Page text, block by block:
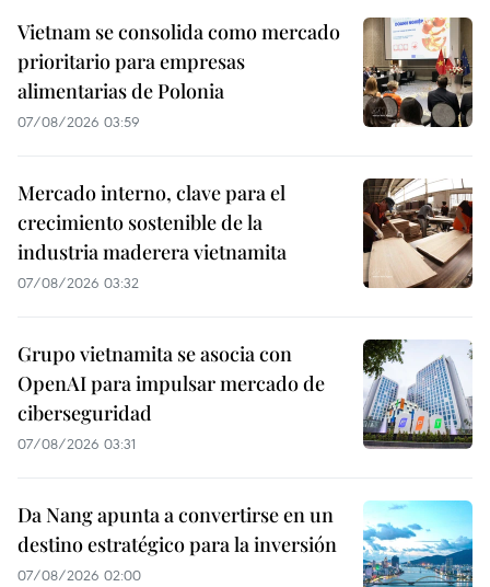
Vietnam se consolida como mercado
prioritario para empresas
alimentarias de Polonia
07/08/2026 03:59
Mercado interno, clave para el
crecimiento sostenible de la
industria maderera vietnamita
07/08/2026 03:32
Grupo vietnamita se asocia con
OpenAI para impulsar mercado de
ciberseguridad
07/08/2026 03:31
Da Nang apunta a convertirse en un
destino estratégico para la inversión
07/08/2026 02:00